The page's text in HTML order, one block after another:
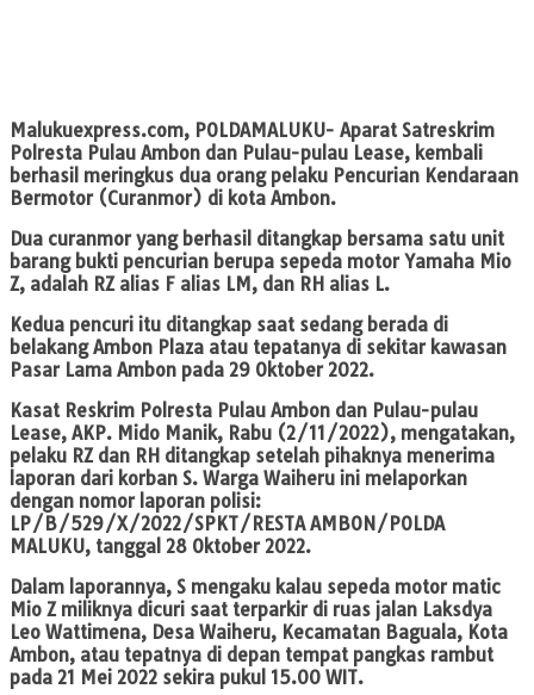
Malukuexpress.com, POLDAMALUKU- Aparat Satreskrim
Polresta Pulau Ambon dan Pulau-pulau Lease, kembali
berhasil meringkus dua orang pelaku Pencurian Kendaraan
Bermotor (Curanmor) di kota Ambon.
Dua curanmor yang berhasil ditangkap bersama satu unit
barang bukti pencurian berupa sepeda motor Yamaha Mio
Z, adalah RZ alias F alias LM, dan RH alias L.
Kedua pencuri itu ditangkap saat sedang berada di
belakang Ambon Plaza atau tepatanya di sekitar kawasan
Pasar Lama Ambon pada 29 Oktober 2022.
Kasat Reskrim Polresta Pulau Ambon dan Pulau-pulau
Lease, AKP. Mido Manik, Rabu (2/11/2022), mengatakan,
pelaku RZ dan RH ditangkap setelah pihaknya menerima
laporan dari korban S. Warga Waiheru ini melaporkan
dengan nomor laporan polisi:
LP/B/529/X/2022/SPKT/RESTA AMBON/POLDA
MALUKU, tanggal 28 Oktober 2022.
Dalam laporannya, S mengaku kalau sepeda motor matic
Mio Z miliknya dicuri saat terparkir di ruas jalan Laksdya
Leo Wattimena, Desa Waiheru, Kecamatan Baguala, Kota
Ambon, atau tepatnya di depan tempat pangkas rambut
pada 21 Mei 2022 sekira pukul 15.00 WIT.